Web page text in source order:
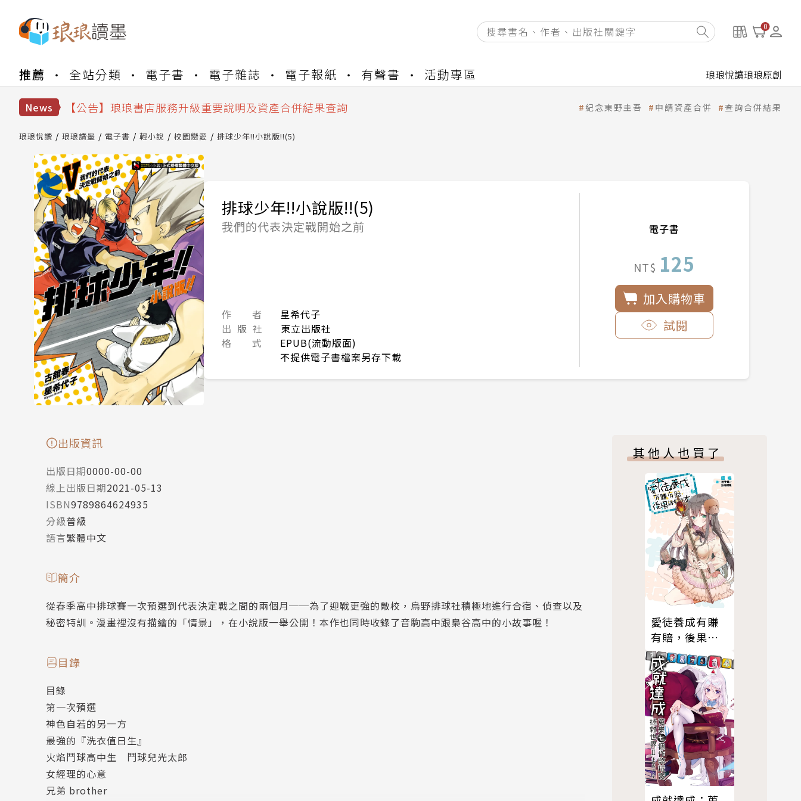
0
推薦 全站分類 電子書 電子雜誌 電子報紙 有聲書 活動專區 琅琅悅讀琅琅原創
News
【公告】琅琅書店服務升級重要說明及資產合併結果查詢
【公告】琅琅讀墨書櫃開通常見問題
【公告】琅琅書店服務升級重要說明及資產合併結果查詢
紀念東野圭吾 申請資產合併 查詢合併結果
琅琅悅讀 琅琅讀墨 電子書 輕小說 校園戀愛 排球少年!!小說版!!(5)
排球少年!!小說版!!(5)
我們的代表決定戰開始之前
作 者
星希代子
出 版 社
東立出版社
格 式
EPUB(流動版面)
不提供電子書檔案另存下載
電子書
NT$ 125
加入購物車
試閱
出版資訊
出版日期0000-00-00
線上出版日期2021-05-13
ISBN9789864624935
分級普級
語言繁體中文
簡介
從春季高中排球賽一次預選到代表決定戰之間的兩個月──為了迎戰更強的敵校，烏野排球社積極地進行合宿、偵查以及
秘密特訓。漫畫裡沒有描繪的「情景」，在小說版一舉公開！本作也同時收錄了音駒高中跟梟谷高中的小故事喔！
目錄
目錄
第一次預選
神色自若的另一方
最強的『洗衣值日生』
火焰鬥球高中生 鬥球兒光太郎
女經理的心意
兄弟 brother
其他人也買了
愛徒養成有賺
有賠，後果請
參閱本書(03)